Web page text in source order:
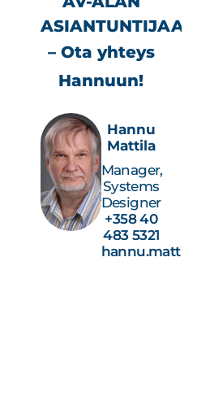
ASIANTUNTIJAA?
– Ota yhteys
Hannuun!
Hannu
Mattila
Manager,
Systems
Designer
+358 40
483 5321